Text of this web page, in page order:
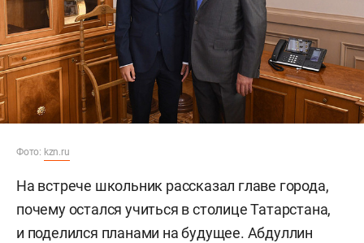
Фото: kzn.ru
На встрече школьник рассказал главе города,
почему остался учиться в столице Татарстана,
и поделился планами на будущее. Абдуллин